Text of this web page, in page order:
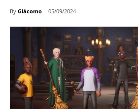
By Giácomo 05/09/2024